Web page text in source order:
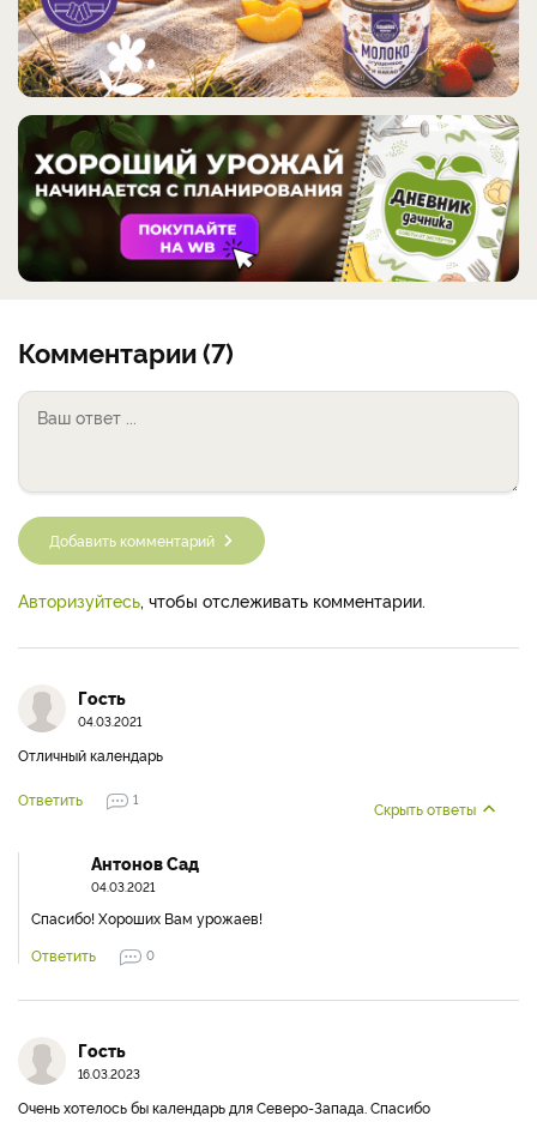
Комментарии (7)
Добавить комментарий
Авторизуйтесь, чтобы отслеживать комментарии.
Гость
04.03.2021
Отличный календарь
Ответить 1 Скрыть ответы
Антонов Сад
04.03.2021
Спасибо! Хороших Вам урожаев!
Ответить
0
Гость
16.03.2023
Очень хотелось бы календарь для Северо-Запада. Спасибо